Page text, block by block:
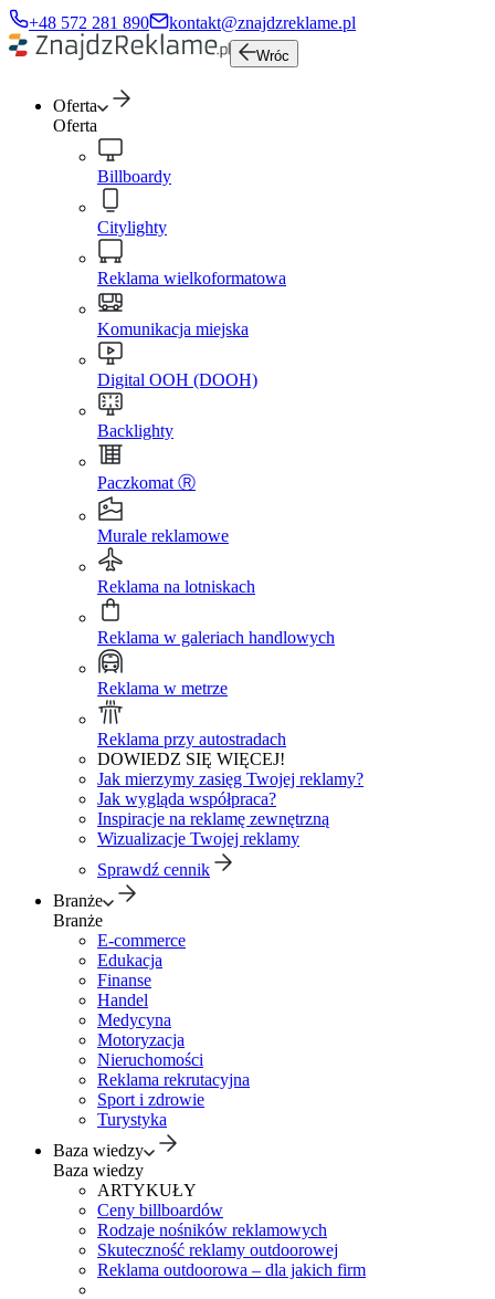
+48 572 281 890 kontakt@znajdzreklame.pl
Wróc
Oferta
Oferta
Billboardy
Citylighty
Reklama wielkoformatowa
Komunikacja miejska
Digital OOH (DOOH)
Backlighty
Paczkomat Ⓡ
Murale reklamowe
Reklama na lotniskach
Reklama w galeriach handlowych
Reklama w metrze
Reklama przy autostradach
DOWIEDZ SIĘ WIĘCEJ!
Jak mierzymy zasięg Twojej reklamy?
Jak wygląda współpraca?
Inspiracje na reklamę zewnętrzną
Wizualizacje Twojej reklamy
Sprawdź cennik
Branże
Branże
E-commerce
Edukacja
Finanse
Handel
Medycyna
Motoryzacja
Nieruchomości
Reklama rekrutacyjna
Sport i zdrowie
Turystyka
Baza wiedzy
Baza wiedzy
ARTYKUŁY
Ceny billboardów
Rodzaje nośników reklamowych
Skuteczność reklamy outdoorowej
Reklama outdoorowa – dla jakich firm